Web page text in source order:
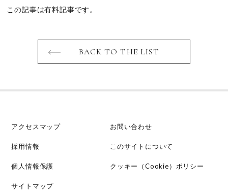
この記事は有料記事です。
BACK TO THE LIST
アクセスマップ お問い合わせ
採用情報 このサイトについて
個人情報保護 クッキー（Cookie）ポリシー
サイトマップ